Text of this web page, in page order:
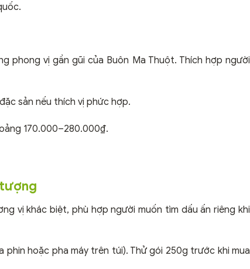
phong vị gần gũi của Buôn Ma Thuột. Thích hợp người
sản nếu thích vị phức hợp.
170.000–280.000₫.
vị khác biệt, phù hợp người muốn tìm dấu ấn riêng khi
hoặc pha máy trên túi). Thử gói 250g trước khi mua